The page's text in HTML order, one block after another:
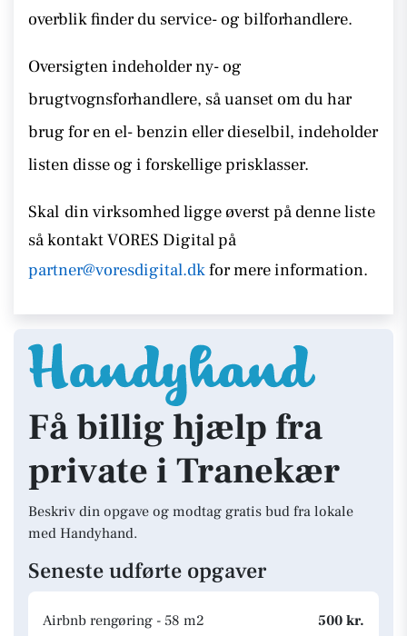
overblik finder du service- og bilforhandlere.
Oversigten indeholder ny- og
brugtvognsforhandlere, så uanset om du har
brug for en el- benzin eller dieselbil, indeholder
listen disseog i forskellige prisklasser.
Skal din virksomhed ligge øverst på denne liste
så kontaktVORES Digital på
partner@voresdigital.dkfor mere information.
Få billig hjælp fra
private i Tranekær
Beskriv din opgave og modtag gratis bud fra lokale
med Handyhand.
Seneste udførte opgaver
Airbnb rengøring - 58 m2
500 kr.